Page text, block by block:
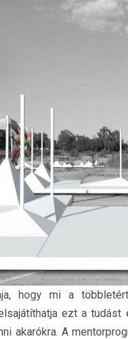
hogy mi a
elsajátíthatja ezt a
akarókra. A